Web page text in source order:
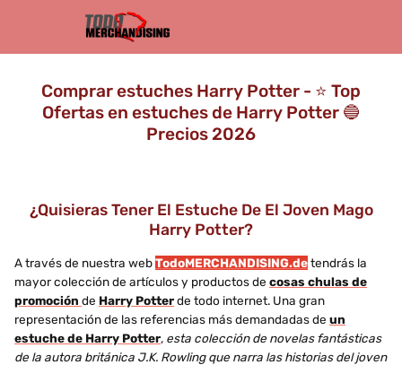
Comprar estuches Harry Potter - ⭐️ Top
Ofertas en estuches de Harry Potter 🔵
Precios 2026
¿Quisieras Tener El Estuche De El Joven Mago
Harry Potter?
A través de nuestra webTodoMERCHANDISING.detendrás la
mayor colección de artículos y productos de cosas chulas de
promoción de Harry Potterde todo internet. Una gran
representación de las referencias más demandadas de un
estuche de Harry Potter, esta colección de novelas fantásticas
de la autora británica J.K. Rowling que narra las historias del joven